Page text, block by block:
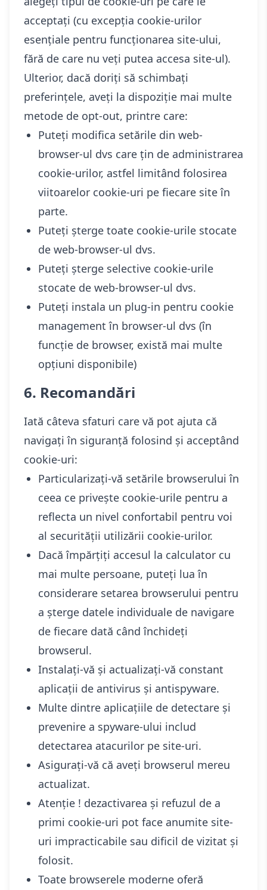
acceptați (cu excepția cookie-urilor
esențiale pentru funcționarea site-ului,
fără de care nu veți putea accesa site-ul).
Ulterior, dacă doriți să schimbați
preferințele, aveți la dispoziție mai multe
metode de opt-out, printre care:
Puteți modifica setările din web-
browser-ul dvs care țin de administrarea
cookie-urilor, astfel limitând folosirea
viitoarelor cookie-uri pe fiecare site în
parte.
Puteți șterge toate cookie-urile stocate
de web-browser-ul dvs.
Puteți șterge selective cookie-urile
stocate de web-browser-ul dvs.
Puteți instala un plug-in pentru cookie
management în browser-ul dvs (în
funcție de browser, există mai multe
opțiuni disponibile)
6. Recomandări
Iată câteva sfaturi care vă pot ajuta că
navigați în siguranță folosind și acceptând
cookie-uri:
Particularizați-vă setările browserului în
ceea ce privește cookie-urile pentru a
reflecta un nivel confortabil pentru voi
al securității utilizării cookie-urilor.
Dacă împărțiți accesul la calculator cu
mai multe persoane, puteți lua în
considerare setarea browserului pentru
a șterge datele individuale de navigare
de fiecare dată când închideți
browserul.
Instalați-vă și actualizați-vă constant
aplicații de antivirus și antispyware.
Multe dintre aplicațiile de detectare și
prevenire a spyware-ului includ
detectarea atacurilor pe site-uri.
Asigurați-vă că aveți browserul mereu
actualizat.
Atenție ! dezactivarea și refuzul de a
primi cookie-uri pot face anumite site-
uri impracticabile sau dificil de vizitat și
folosit.
Toate browserele moderne oferă